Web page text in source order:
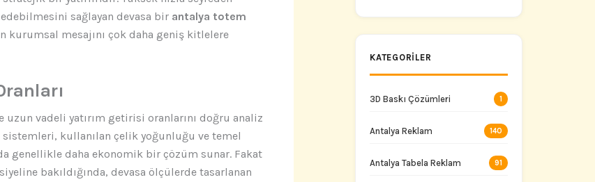
sağlayan devasa bir antalya totem
mesajını çok daha geniş kitlelere
vadeli yatırım getirisi oranlarını doğru analiz
sistemleri, kullanılan çelik yoğunluğu ve temel
genellikle daha ekonomik bir çözüm sunar. Fakat
bakıldığında, devasa ölçülerde tasarlanan
KATEGORILER
3D Baskı Çözümleri 1
Antalya Reklam 140
Antalya Tabela Reklam 91